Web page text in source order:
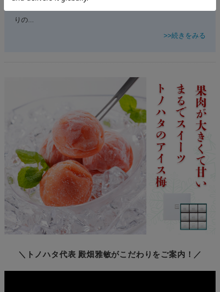
素敵なお品物に出会えたとのお言葉も、私どもにとって何よ
りの...
>>続きをみる
＼トノハタ代表 殿畑雅敏がこだわりをご案内！／